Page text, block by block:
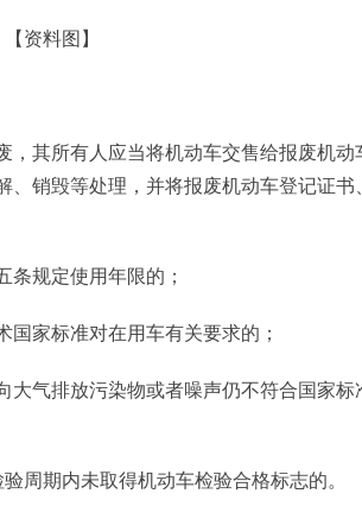
【资料图】
其所有人应当将机动车交售给报废机动
销毁等处理，并将报废机动车登记证书
条规定使用年限的；
国家标准对在用车有关要求的；
大气排放污染物或者噪声仍不符合国家
周期内未取得机动车检验合格标志的。